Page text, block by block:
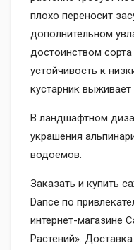
плохо переносит
дополнительном
достоинством
устойчивость к
кустарник
В ландшафтном
украшения
водоемов.
Заказать и купить
Dance по
интернет-магазине
Растений».